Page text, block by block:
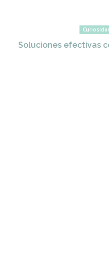
Soluciones efectivas